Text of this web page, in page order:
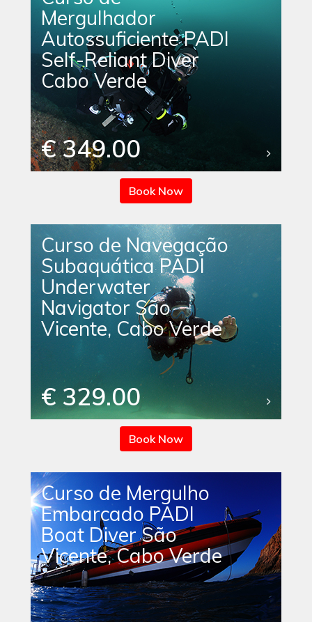
Mergulhador
Autossuficiente PADI
Self-Reliant Diver
Cabo Verde
€ 349.00
Book Now
Curso de Navegação
Subaquática PADI
Underwater
Navigator São
Vicente, Cabo Verde
€ 329.00
Book Now
Curso de Mergulho
Embarcado PADI
Boat Diver São
Vicente, Cabo Verde